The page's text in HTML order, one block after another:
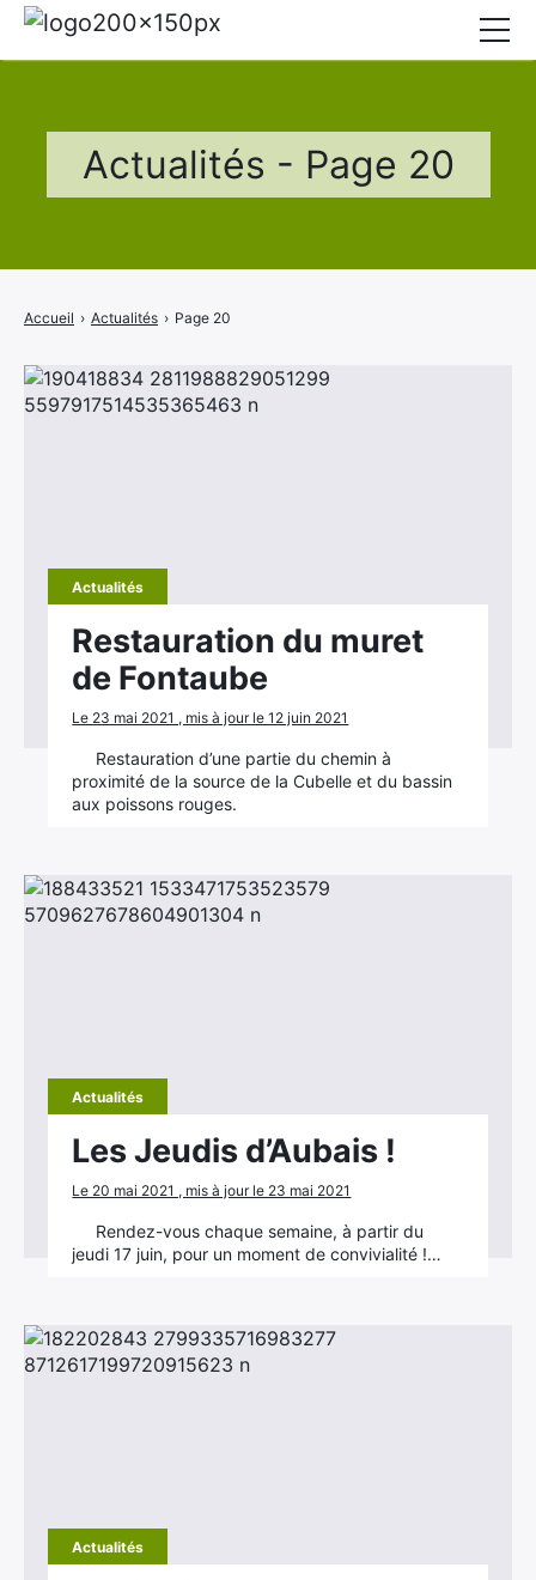
Actualités - Page 20
Accueil › Actualités › Page 20
Actualités
Restauration du muret
de Fontaube
Le 23 mai 2021 , mis à jour le 12 juin 2021
Restauration d’une partie du chemin à
proximité de la source de la Cubelle et du bassin
aux poissons rouges.
Actualités
Les Jeudis d’Aubais !
Le 20 mai 2021 , mis à jour le 23 mai 2021
Rendez-vous chaque semaine, à partir du
jeudi 17 juin, pour un moment de convivialité !…
Actualités
Affichage légal
Elections
Contact